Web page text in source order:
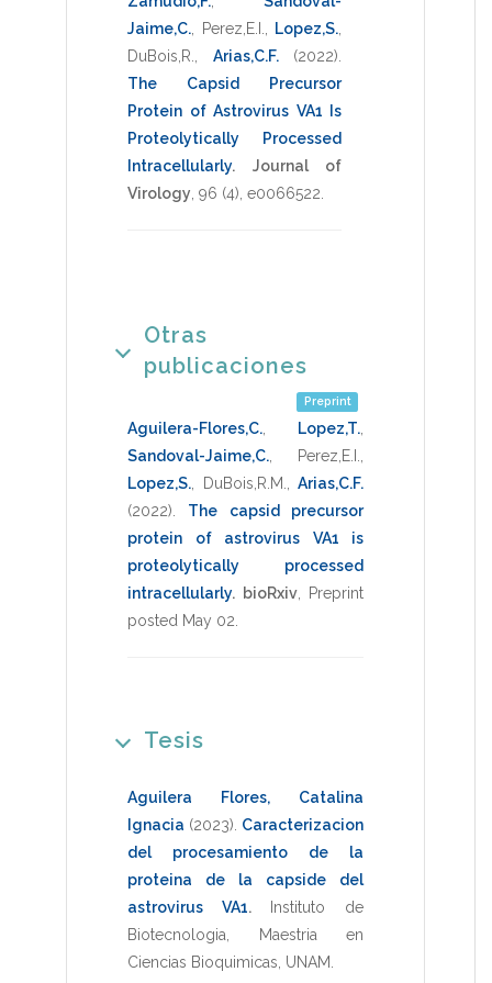
Jaime,C.
Perez,E.I. Lopez,S.
DuBois,R.
Arias,C.F. (2022)
The Capsid Precursor
Protein of Astrovirus VA1 Is
Proteolytically Processed
Intracellularly.
Journal of
Virology 96 (4), e0066522
Otras
publicaciones
Preprint
Aguilera-Flores,C. Lopez,T.
Sandoval-Jaime,C.
Perez,E.I.
Lopez,S.
DuBois,R.M.
Arias,C.F.
(2022)
The capsid precursor
protein of astrovirus VA1 is
proteolytically processed
intracellularly. bioRxiv
Preprint
posted May 02
Tesis
Aguilera Flores, Catalina
Ignacia (2023) Caracterizacion
del procesamiento de la
proteina de la capside del
astrovirus VA1.
Instituto de
Biotecnologia
Maestria en
Ciencias Bioquimicas UNAM